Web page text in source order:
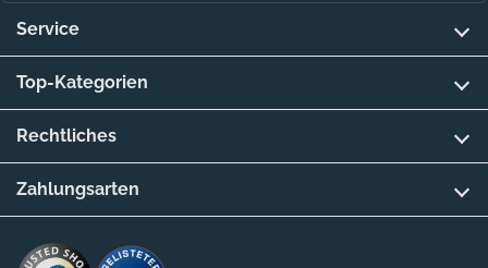
Service
Top-Kategorien
Rechtliches
Zahlungsarten